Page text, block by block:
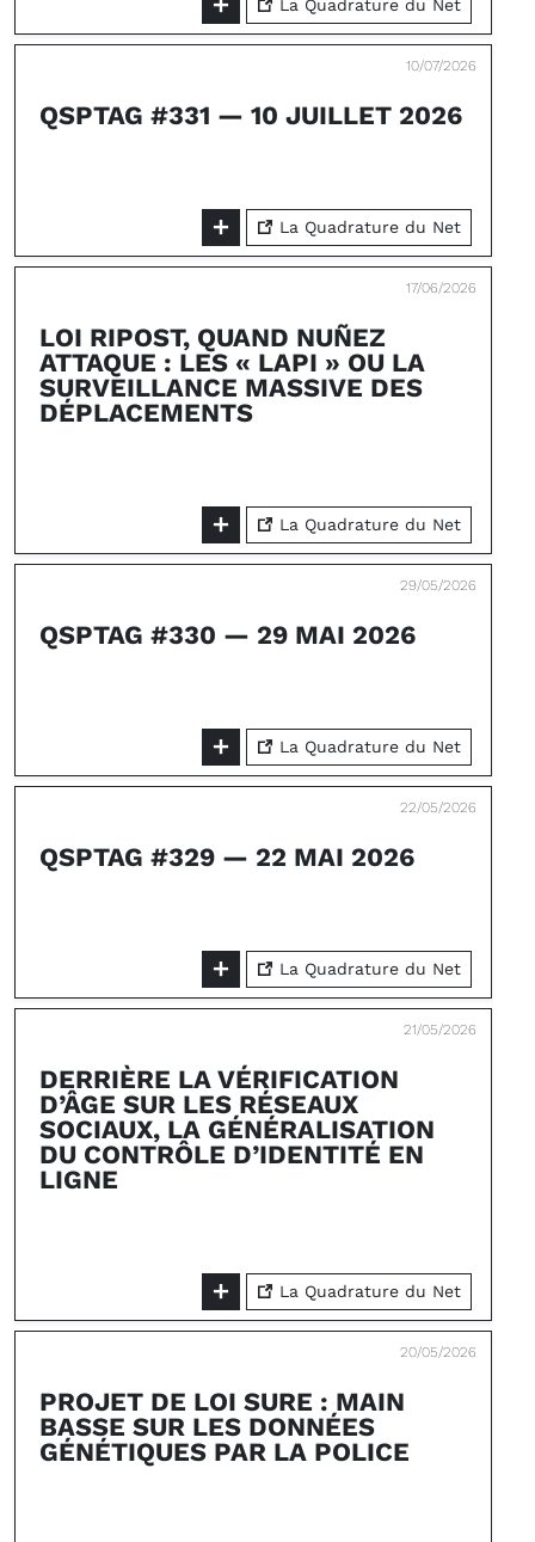
La Quadrature du Net
10/07/2026
QSPTAG #331 — 10 JUILLET 2026
La Quadrature du Net
17/06/2026
LOI RIPOST, QUAND NUÑEZ
ATTAQUE : LES « LAPI » OU LA
SURVEILLANCE MASSIVE DES
DÉPLACEMENTS
La Quadrature du Net
29/05/2026
QSPTAG #330 — 29 MAI 2026
La Quadrature du Net
22/05/2026
QSPTAG #329 — 22 MAI 2026
La Quadrature du Net
21/05/2026
DERRIÈRE LA VÉRIFICATION
D’ÂGE SUR LES RÉSEAUX
SOCIAUX, LA GÉNÉRALISATION
DU CONTRÔLE D’IDENTITÉ EN
LIGNE
La Quadrature du Net
20/05/2026
PROJET DE LOI SURE : MAIN
BASSE SUR LES DONNÉES
GÉNÉTIQUES PAR LA POLICE